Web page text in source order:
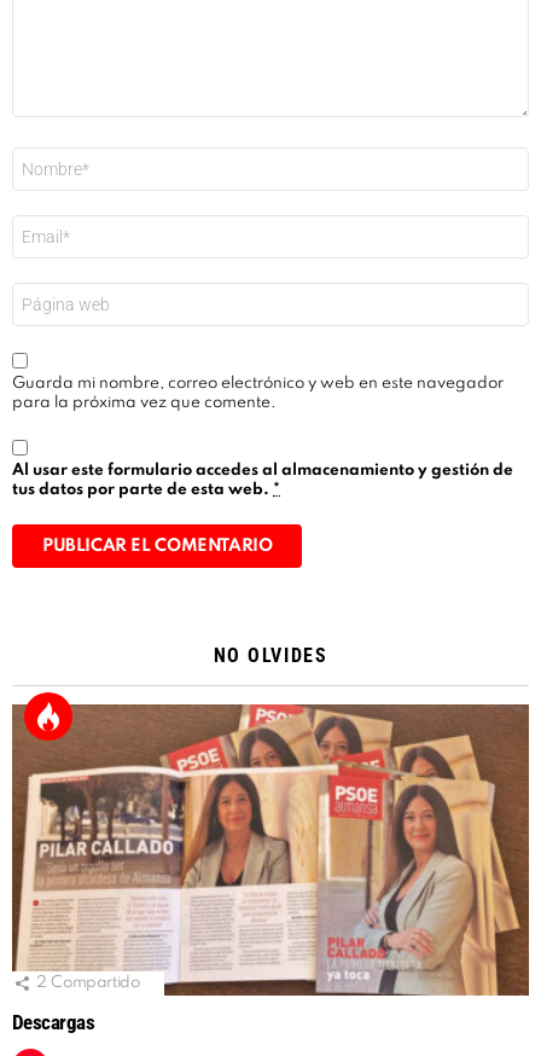
electrónico
*
Guarda mi nombre, correo electrónico y web en este navegador
para la próxima vez que comente.
Al usar este formulario accedes al almacenamiento y gestión de
tus datos por parte de esta web. *
NO OLVIDES
2 Compartido
Descargas